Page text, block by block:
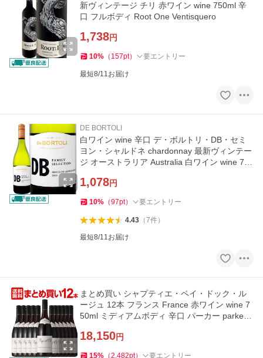
新ヴィンテージ チリ 赤ワイン wine 750ml 辛
口 フルボディ Root One Ventisquero
1,738円
10% （ 157pt） 要エントリー
最短8/11お届け
DE BORTOLI
白ワイン wine 辛口 デ・ボルトリ・DB・セミ
ヨン・シャルドネ chardonnay 最新ヴィンテー
ジ オーストラリア Australia 白ワイン wine 750
1,078円
10% （97pt） 要エントリー
4.43（7件）
最短8/11お届け
まとめ買い シャプティエ・ペイ・ドック・ル
ージュ 12本 フランス France 赤ワイン wine 7
50ml ミディアムボディ 辛口 パーカー parker
18,150円
15% （2,482pt） 要エントリー